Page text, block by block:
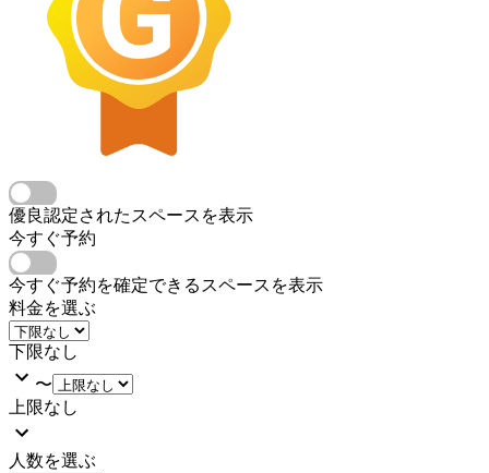
優良認定されたスペースを表示
今すぐ予約
今すぐ予約を確定できるスペースを表示
料金を選ぶ
下限なし
〜
上限なし
人数を選ぶ